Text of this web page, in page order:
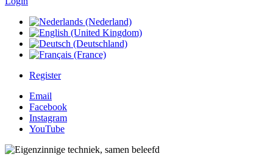
Register
Email
Facebook
Instagram
YouTube